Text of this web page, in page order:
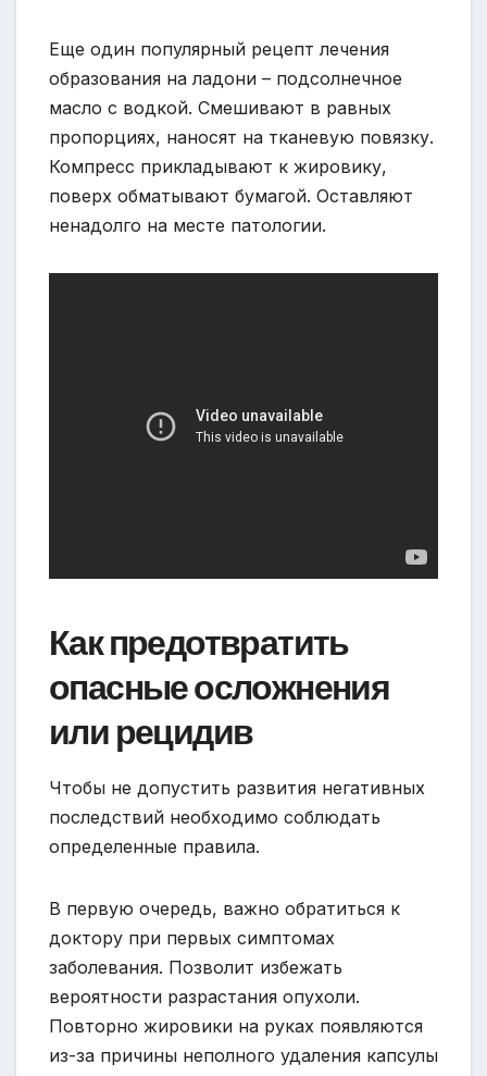
Еще один популярный рецепт лечения
образования на ладони – подсолнечное
масло с водкой. Смешивают в равных
пропорциях, наносят на тканевую повязку.
Компресс прикладывают к жировику,
поверх обматывают бумагой. Оставляют
ненадолго на месте патологии.
Как предотвратить
опасные осложнения
или рецидив
Чтобы не допустить развития негативных
последствий необходимо соблюдать
определенные правила.
В первую очередь, важно обратиться к
доктору при первых симптомах
заболевания. Позволит избежать
вероятности разрастания опухоли.
Повторно жировики на руках появляются
из-за причины неполного удаления капсулы